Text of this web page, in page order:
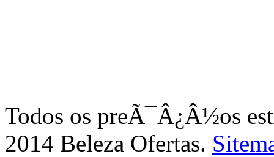
Todos os preÃ¯Â¿Â½os
2014 Beleza Ofertas.